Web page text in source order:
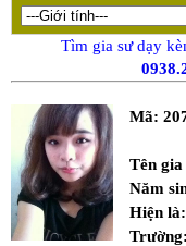
Tìm gia sư dạy
Mã:
Tên gia
Năm
Hiện là:
Trường: